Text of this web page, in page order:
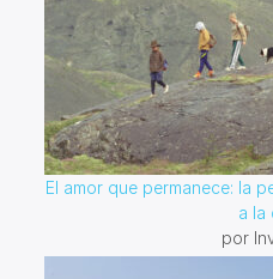
El amor que permanece: la
a la
por